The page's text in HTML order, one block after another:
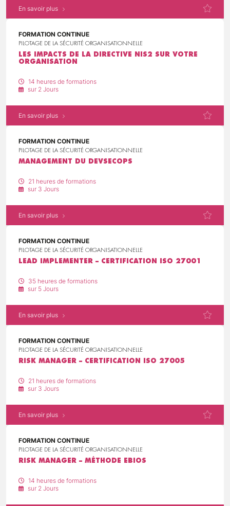
En savoir plus
FORMATION CONTINUE
PILOTAGE DE LA SÉCURITÉ ORGANISATIONNELLE
LES IMPACTS DE LA DIRECTIVE NIS2 SUR VOTRE
ORGANISATION
14 heures de formations
sur 2 Jours
En savoir plus
FORMATION CONTINUE
PILOTAGE DE LA SÉCURITÉ ORGANISATIONNELLE
MANAGEMENT DU DEVSECOPS
21 heures de formations
sur 3 Jours
En savoir plus
FORMATION CONTINUE
PILOTAGE DE LA SÉCURITÉ ORGANISATIONNELLE
LEAD IMPLEMENTER – CERTIFICATION ISO 27001
35 heures de formations
sur 5 Jours
En savoir plus
FORMATION CONTINUE
PILOTAGE DE LA SÉCURITÉ ORGANISATIONNELLE
RISK MANAGER – CERTIFICATION ISO 27005
21 heures de formations
sur 3 Jours
En savoir plus
FORMATION CONTINUE
PILOTAGE DE LA SÉCURITÉ ORGANISATIONNELLE
RISK MANAGER – MÉTHODE EBIOS
14 heures de formations
sur 2 Jours